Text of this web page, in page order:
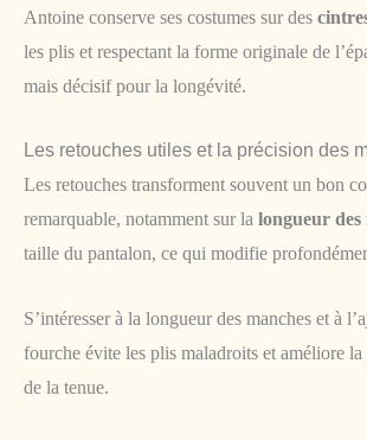
Antoine conserve ses costumes sur des
les plis et respectant la forme originale de
mais décisif pour la longévité.
Les retouches utiles et la précision des
Les retouches transforment souvent un bon
remarquable, notamment sur la longueur des
taille du pantalon, ce qui modifie
S’intéresser à la longueur des manches et à
fourche évite les plis maladroits et améliore la
de la tenue.